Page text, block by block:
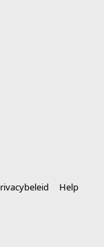
Help